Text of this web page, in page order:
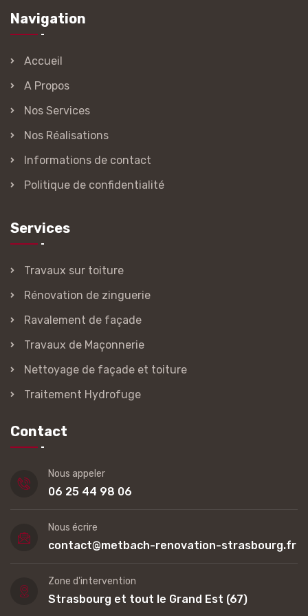
Navigation
Accueil
A Propos
Nos Services
Nos Réalisations
Informations de contact
Politique de confidentialité
Services
Travaux sur toiture
Rénovation de zinguerie
Ravalement de façade
Travaux de Maçonnerie
Nettoyage de façade et toiture
Traitement Hydrofuge
Contact
Nous appeler
06 25 44 98 06
Nous écrire
contact@metbach-renovation-strasbourg.fr
Zone d'intervention
Strasbourg et tout le Grand Est (67)